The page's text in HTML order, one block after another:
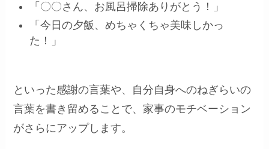
「〇〇さん、お風呂掃除ありがとう！」
「今日の夕飯、めちゃくちゃ美味しかっ
た！」
といった感謝の言葉や、自分自身へのねぎらいの
言葉を書き留めることで、家事のモチベーション
がさらにアップします。